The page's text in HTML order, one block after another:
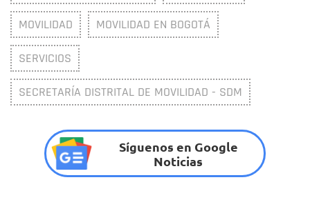
MOVILIDAD MOVILIDAD EN BOGOTÁ
SERVICIOS
SECRETARÍA DISTRITAL DE MOVILIDAD - SDM
Síguenos en Google
Noticias